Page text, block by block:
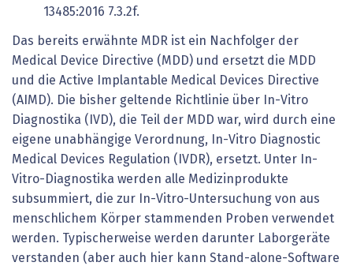
13485:2016 7.3.2f.
Das bereits erwähnte MDR ist ein Nachfolger der
Medical Device Directive (MDD) und ersetzt die MDD
und die Active Implantable Medical Devices Directive
(AIMD). Die bisher geltende Richtlinie über In-Vitro
Diagnostika (IVD), die Teil der MDD war, wird durch eine
eigene unabhängige Verordnung, In-Vitro Dia­gnostic
Medical Devices Regulation (IVDR), ersetzt. Unter In-
Vitro-Diagnostika werden alle Medizinprodukte
subsummiert, die zur In-Vitro-Untersuchung von aus
menschlichem Körper stammenden Proben verwendet
werden. Typischerweise werden darunter Laborgeräte
verstanden (aber auch hier kann Stand-alone-Software